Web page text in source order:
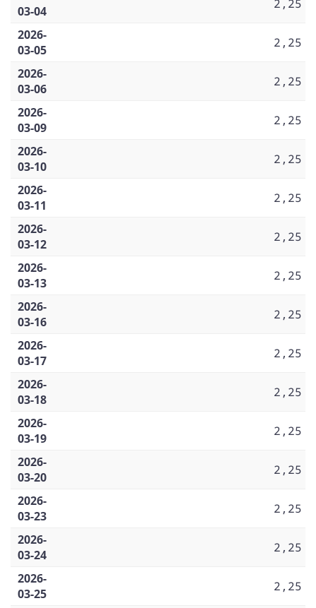
03-04
2,25
2026-
03-05
2,25
2026-
03-06
2,25
2026-
03-09
2,25
2026-
03-10
2,25
2026-
03-11
2,25
2026-
03-12
2,25
2026-
03-13
2,25
2026-
03-16
2,25
2026-
03-17
2,25
2026-
03-18
2,25
2026-
03-19
2,25
2026-
03-20
2,25
2026-
03-23
2,25
2026-
03-24
2,25
2026-
03-25
2,25